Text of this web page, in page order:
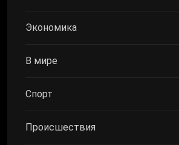
Экономика
В мире
Спорт
Происшествия